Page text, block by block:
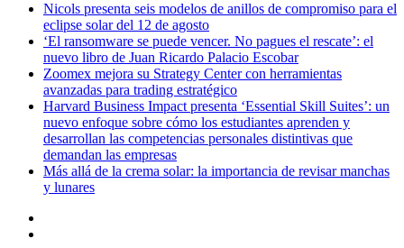
Nicols presenta seis modelos de anillos de compromiso para el
eclipse solar del 12 de agosto
‘El ransomware se puede vencer. No pagues el rescate’: el
nuevo libro de Juan Ricardo Palacio Escobar
Zoomex mejora su Strategy Center con herramientas
avanzadas para trading estratégico
Harvard Business Impact presenta ‘Essential Skill Suites’: un
nuevo enfoque sobre cómo los estudiantes aprenden y
desarrollan las competencias personales distintivas que
demandan las empresas
Más allá de la crema solar: la importancia de revisar manchas
y lunares